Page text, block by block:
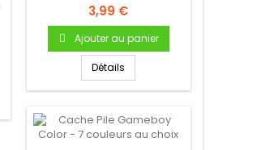
3,99 €
Ajouter au panier
Détails